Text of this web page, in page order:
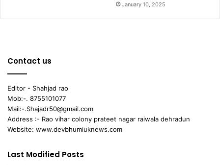
January 10, 2025
Contact us
Editor - Shahjad rao
Mob:-. 8755101077
Mail:-.Shajadr50@gmail.com
Address :- Rao vihar colony prateet nagar raiwala dehradun
Website: www.devbhumiuknews.com
Last Modified Posts